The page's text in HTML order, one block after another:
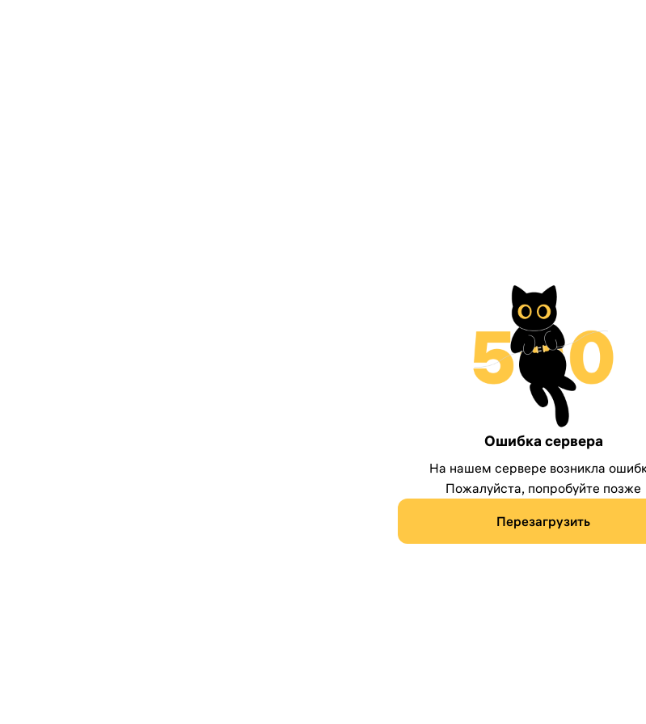
Ошибка сервера
На нашем сервере возникла
Пожалуйста, попробуйте позже
Перезагрузить